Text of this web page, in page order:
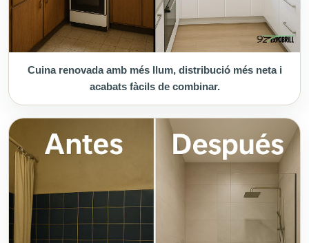
Cuina renovada amb més llum, distribució més neta i
acabats fàcils de combinar.